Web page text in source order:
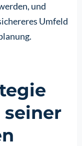
und
Umfeld
seiner